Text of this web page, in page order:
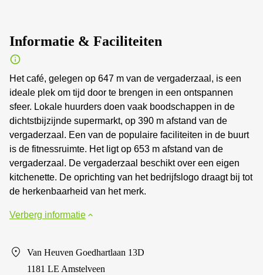
Informatie & Faciliteiten
Het café, gelegen op 647 m van de vergaderzaal, is een
ideale plek om tijd door te brengen in een ontspannen
sfeer. Lokale huurders doen vaak boodschappen in de
dichtstbijzijnde supermarkt, op 390 m afstand van de
vergaderzaal. Een van de populaire faciliteiten in de buurt
is de fitnessruimte. Het ligt op 653 m afstand van de
vergaderzaal. De vergaderzaal beschikt over een eigen
kitchenette. De oprichting van het bedrijfslogo draagt bij tot
de herkenbaarheid van het merk.
Verberg informatie
Van Heuven Goedhartlaan 13D
1181 LE Amstelveen